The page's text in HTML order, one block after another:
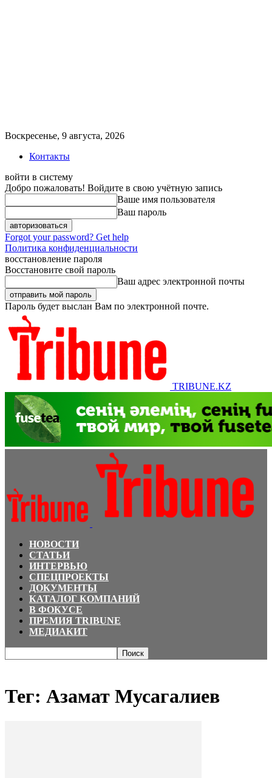
Воскресенье, 9 августа, 2026
Контакты
войти в систему
Добро пожаловать! Войдите в свою учётную запись
Ваше имя пользователя
Ваш пароль
Forgot your password? Get help
Политика конфиденциальности
восстановление пароля
Восстановите свой пароль
Ваш адрес электронной почты
Пароль будет выслан Вам по электронной почте.
TRIBUNE.KZ
НОВОСТИ
СТАТЬИ
ИНТЕРВЬЮ
СПЕЦПРОЕКТЫ
ДОКУМЕНТЫ
КАТАЛОГ КОМПАНИЙ
В ФОКУСЕ
ПРЕМИЯ TRIBUNE
МЕДИАКИТ
Тег: Азамат Мусагалиев